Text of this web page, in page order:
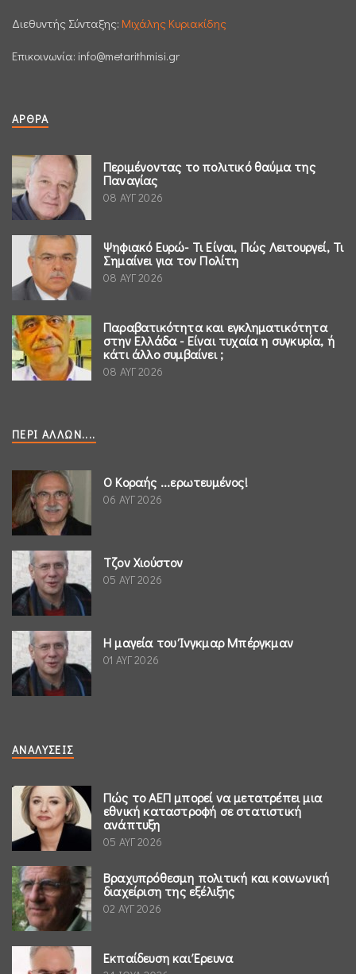
Διεθυντής Σύνταξης: Μιχάλης Κυριακίδης
Επικοινωνία: info@metarithmisi.gr
ΆΡΘΡΑ
Περιμένοντας το πολιτικό θαύμα της
Παναγίας
08 ΑΥΓ 2026
Ψηφιακό Ευρώ- Τι Είναι, Πώς Λειτουργεί, Τι
Σημαίνει για τον Πολίτη
08 ΑΥΓ 2026
Παραβατικότητα και εγκληματικότητα
στην Ελλάδα - Είναι τυχαία η συγκυρία, ή
κάτι άλλο συμβαίνει ;
08 ΑΥΓ 2026
ΠΕΡΊ ΆΛΛΩΝ....
Ο Κοραής ...ερωτευμένος!
06 ΑΥΓ 2026
Τζον Χιούστον
05 ΑΥΓ 2026
Η μαγεία του Ίνγκμαρ Μπέργκμαν
01 ΑΥΓ 2026
ΑΝΑΛΎΣΕΙΣ
Πώς το ΑΕΠ μπορεί να μετατρέπει μια
εθνική καταστροφή σε στατιστική
ανάπτυξη
05 ΑΥΓ 2026
Βραχυπρόθεσμη πολιτική και κοινωνική
διαχείριση της εξέλιξης
02 ΑΥΓ 2026
Εκπαίδευση και Έρευνα